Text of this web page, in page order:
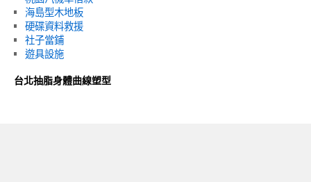
海島型木地板
硬碟資料救援
社子當鋪
遊具設施
台北抽脂身體曲線塑型